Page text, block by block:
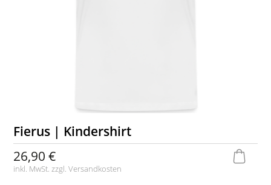
Fierus | Kindershirt
26,90 €
inkl. MwSt. zzgl.Versandkosten